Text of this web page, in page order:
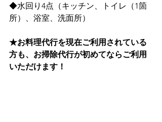
◆水回り4点（キッチン、トイレ（1箇
所）、浴室、洗面所）
★お料理代行を現在ご利用されている
方も、お掃除代行が初めてならご利用
いただけます！